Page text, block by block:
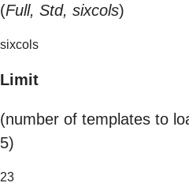
(Full, Std, sixcols)
sixcols
Limit
(number of templates to
5)
23